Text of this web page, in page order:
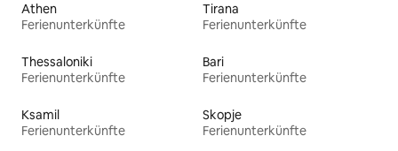
Athen
Ferienunterkünfte
Tirana
Ferienunterkünfte
Thessaloniki
Ferienunterkünfte
Bari
Ferienunterkünfte
Ksamil
Ferienunterkünfte
Skopje
Ferienunterkünfte